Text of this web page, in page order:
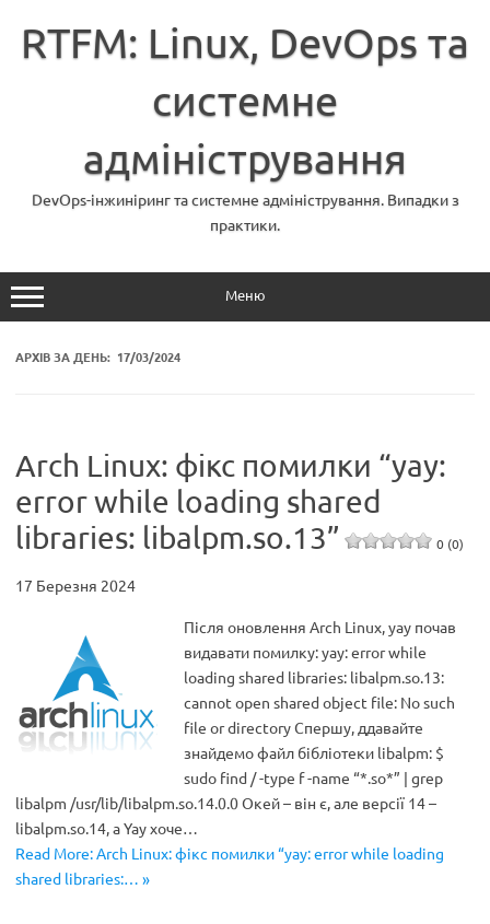
вмістуRTFM: Linux, DevOps та
системне
адміністрування
DevOps-інжиніринг та системне адміністрування. Випадки з
практики.
Меню
АРХІВ ЗА ДЕНЬ: 17/03/2024
Arch Linux: фікс помилки “yay:
error while loading shared
libraries: libalpm.so.13”
0 (0)
17 Березня 2024
Після оновлення Arch Linux, yay почав
видавати помилку: yay: error while
loading shared libraries: libalpm.so.13:
cannot open shared object file: No such
file or directory Спершу, ддавайте
знайдемо файл бібліотеки libalpm: $
sudo find / -type f -name “*.so*” | grep
libalpm /usr/lib/libalpm.so.14.0.0 Окей – він є, але версії 14 –
libalpm.so.14, а Yay хоче…
Read More: Arch Linux: фікс помилки “yay: error while loading
shared libraries:… »